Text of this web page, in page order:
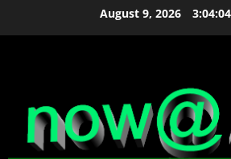
August 9, 2026